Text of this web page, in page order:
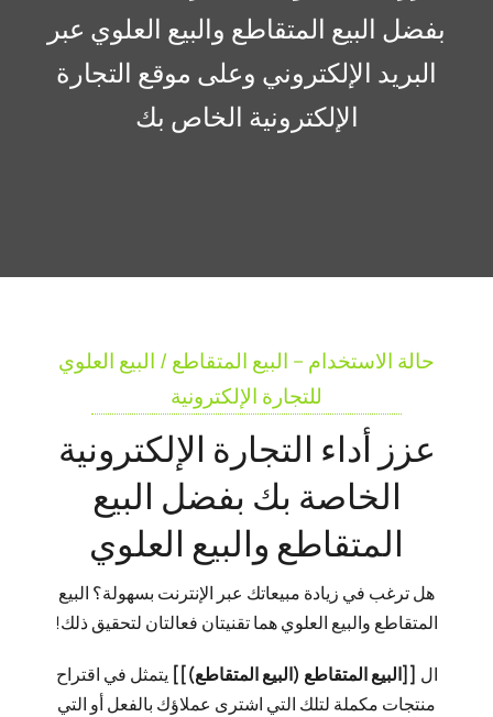
بفضل البيع المتقاطع والبيع العلوي عبر
البريد الإلكتروني وعلى موقع التجارة
الإلكترونية الخاص بك
حالة الاستخدام – البيع المتقاطع / البيع العلوي
للتجارة الإلكترونية
عزز أداء التجارة الإلكترونية
الخاصة بك بفضل البيع
المتقاطع والبيع العلوي
هل ترغب في زيادة مبيعاتك عبر الإنترنت بسهولة؟ البيع
المتقاطع والبيع العلوي هما تقنيتان فعالتان لتحقيق ذلك!
ال [[البيع المتقاطع (البيع المتقاطع)]] يتمثل في اقتراح
منتجات مكملة لتلك التي اشترى عملاؤك بالفعل أو التي